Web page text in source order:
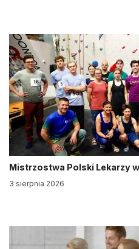
Mistrzostwa Polski Lekarzy
3 sierpnia 2026